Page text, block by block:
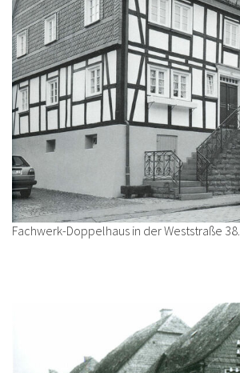
Fachwerk-Doppelhaus in der Weststraße 38.